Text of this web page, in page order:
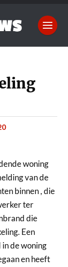
woning
van de
binnen , die
ter
die
Een
de woning
en heeft